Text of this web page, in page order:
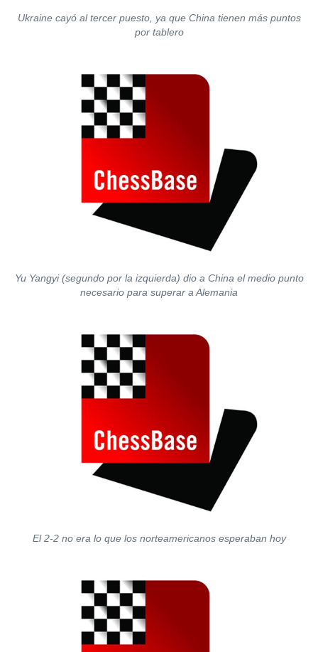
Ukraine cayó al tercer puesto, ya que China tienen más puntos
por tablero
Yu Yangyi (segundo por la izquierda) dio a China el medio punto
necesario para superar a Alemania
El 2-2 no era lo que los norteamericanos esperaban hoy